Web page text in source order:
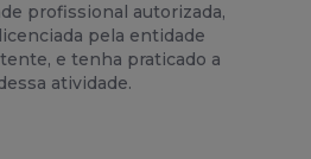
profissional autorizada,
pela entidade
e tenha praticado a
atividade.